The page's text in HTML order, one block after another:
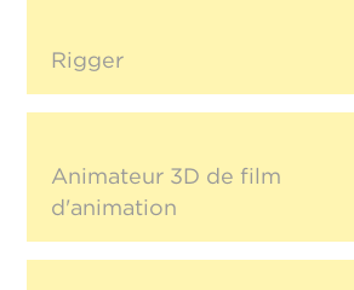
Rigger
Animateur 3D de film
d'animation